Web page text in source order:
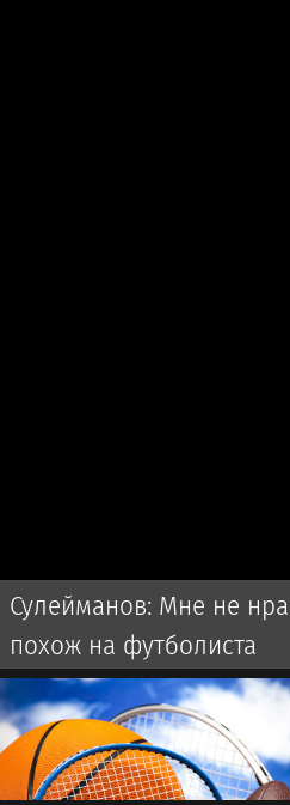
Сулейманов: Мне не
похож на футболиста